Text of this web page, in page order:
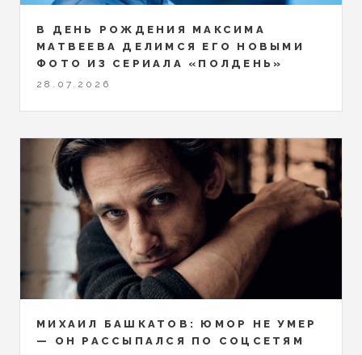
В ДЕНЬ РОЖДЕНИЯ МАКСИМА
МАТВЕЕВА ДЕЛИМСЯ ЕГО НОВЫМИ
ФОТО ИЗ СЕРИАЛА «ПОЛДЕНЬ»
28.07.2026
МИХАИЛ БАШКАТОВ: ЮМОР НЕ УМЕР
— ОН РАССЫПАЛСЯ ПО СОЦСЕТЯМ